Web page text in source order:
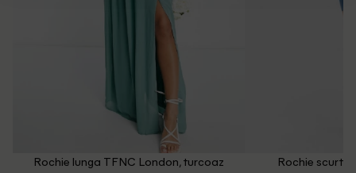
Rochie lunga TFNC London, turcoaz Rochie scurta